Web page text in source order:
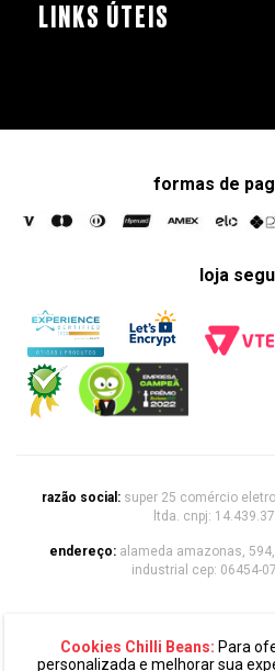
Cookies Chilli Beans: Para
personalizada e melhorar sua
LINKS ÚTEIS
formas de
loja
razão social: super 25 comércio
ltda. cnpj:
endereço: alameda amazonas,
industrial cep: 06454-
chilli beans 2020 | todos os